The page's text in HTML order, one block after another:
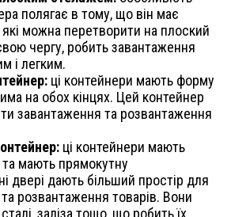
полягає в тому, що він має
які можна перетворити на плоский
чергу, робить завантаження
і легким.
ці контейнери мають форму
на обох кінцях. Цей контейнер
завантаження та розвантаження
ці контейнери мають
та мають прямокутну
двері дають більший простір для
розвантаження товарів. Вони
заліза тощо, що робить їх